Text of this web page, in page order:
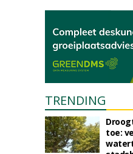
TRENDING
toe: